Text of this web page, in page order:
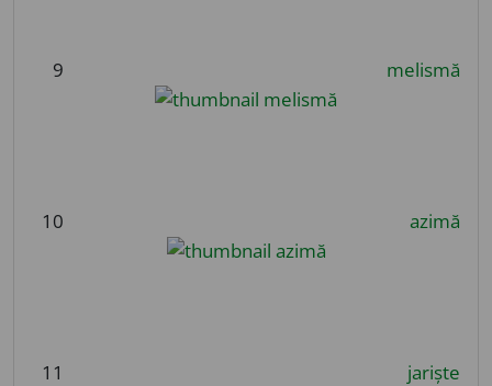
9 melismă
10 azimă
11 jariște